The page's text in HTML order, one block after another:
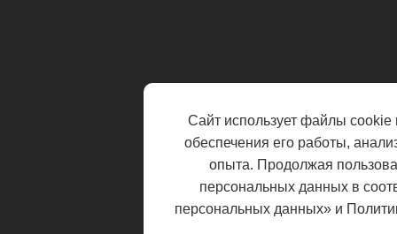
Сайт использует файлы cookie
обеспечения его работы,
опыта. Продолжая
персональных данных в
персональных данных» и